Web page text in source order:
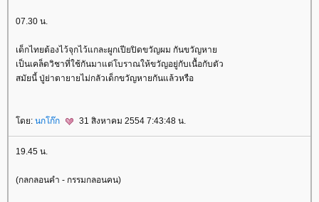
07.30 น.
เด็กไทยต้องไว้จุกไว้แกละผูกเปียปิดขวัญผม กันขวัญหา
เป็นเคล็ดวิชาที่ใช้กันมาแต่โบราณให้ขวัญอยู่กับเนื้อกับตัว
สมัยนี้ ปู่ย่าตายายไม่กลัวเด็กขวัญหายกันแล้วหรือ
ดย: นกโก๊ก 31 สิงหาคม 2554 7:43:48 น.
19.45 น.
(กลกลอนคำ - กรรมกลอนคน)